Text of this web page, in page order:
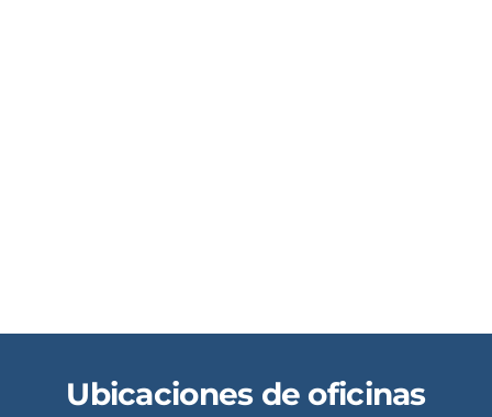
Ubicaciones de oficinas